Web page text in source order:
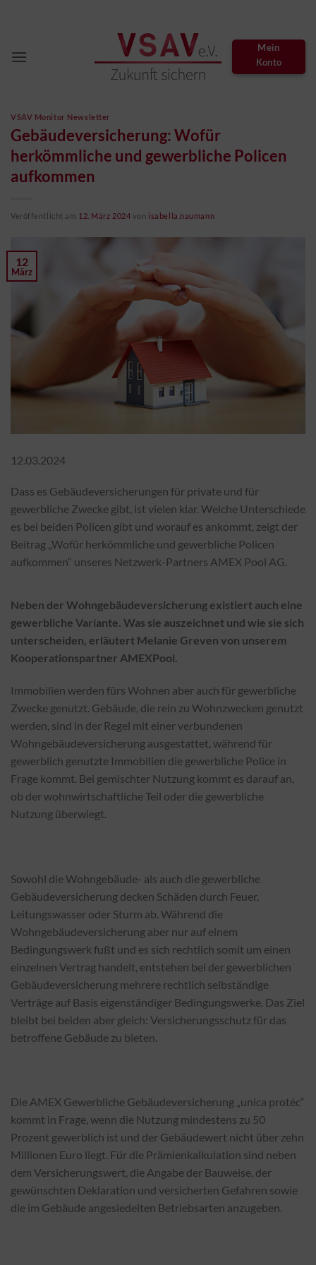
Mein
Konto
VSAV Monitor Newsletter
Gebäudeversicherung: Wofür
herkömmliche und gewerbliche Policen
aufkommen
Veröffentlicht am 12. März 2024 von isabella.naumann
12
März
12.03.2024
Dass es Gebäudeversicherungen für private und für
gewerbliche Zwecke gibt, ist vielen klar. Welche Unterschiede
es bei beiden Policen gibt und worauf es ankommt, zeigt der
Beitrag „Wofür herkömmliche und gewerbliche Policen
aufkommen“ unseres Netzwerk-Partners AMEX Pool AG.
Neben der Wohngebäudeversicherung existiert auch eine
gewerbliche Variante. Was sie auszeichnet und wie sie sich
unterscheiden, erläutert Melanie Greven von unserem
Kooperationspartner AMEXPool.
Immobilien werden fürs Wohnen aber auch für gewerbliche
Zwecke genutzt. Gebäude, die rein zu Wohnzwecken genutzt
werden, sind in der Regel mit einer verbundenen
Wohngebäudeversicherung ausgestattet, während für
gewerblich genutzte Immobilien die gewerbliche Police in
Frage kommt. Bei gemischter Nutzung kommt es darauf an,
ob der wohnwirtschaftliche Teil oder die gewerbliche
Nutzung überwiegt.
Sowohl die Wohngebäude- als auch die gewerbliche
Gebäudeversicherung decken Schäden durch Feuer,
Leitungswasser oder Sturm ab. Während die
Wohngebäudeversicherung aber nur auf einem
Bedingungswerk fußt und es sich rechtlich somit um einen
einzelnen Vertrag handelt, entstehen bei der gewerblichen
Gebäudeversicherung mehrere rechtlich selbständige
Verträge auf Basis eigenständiger Bedingungswerke. Das Ziel
bleibt bei beiden aber gleich: Versicherungsschutz für das
betroffene Gebäude zu bieten.
Die AMEX Gewerbliche Gebäudeversicherung „unica protéc“
kommt in Frage, wenn die Nutzung mindestens zu 50
Prozent gewerblich ist und der Gebäudewert nicht über zehn
Millionen Euro liegt. Für die Prämienkalkulation sind neben
dem Versicherungswert, die Angabe der Bauweise, der
gewünschten Deklaration und versicherten Gefahren sowie
die im Gebäude angesiedelten Betriebsarten anzugeben.